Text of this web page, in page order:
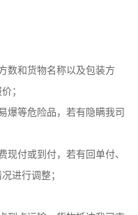
数和货物名称以及包装方
；
爆等危险品，若有隐瞒我司
现付或到付，若有回单付、
进行调整；